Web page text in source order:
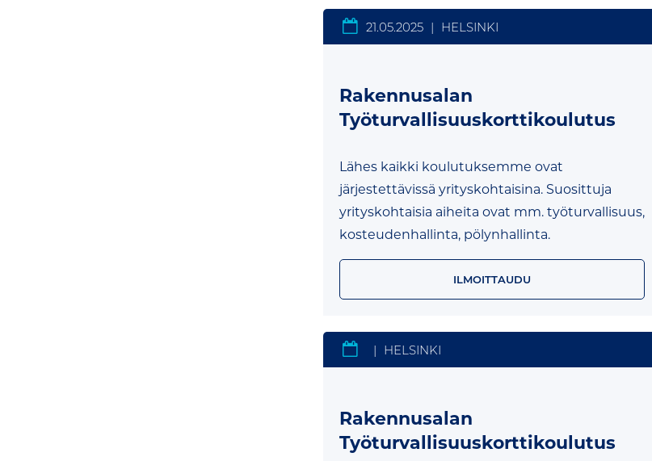
21.05.2025 | HELSINKI
Rakennusalan
Työturvallisuuskorttikoulutus
Lähes kaikki koulutuksemme ovat
järjestettävissä yrityskohtaisina. Suosittuja
yrityskohtaisia aiheita ovat mm. työturvallisuus,
kosteudenhallinta, pölynhallinta.
ILMOITTAUDU
| HELSINKI
Rakennusalan
Työturvallisuuskorttikoulutus